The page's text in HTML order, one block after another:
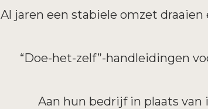
Al jaren een stabiele omzet draaien
“Doe-het-zelf”-handleidingen
Aan hun bedrijf in plaats